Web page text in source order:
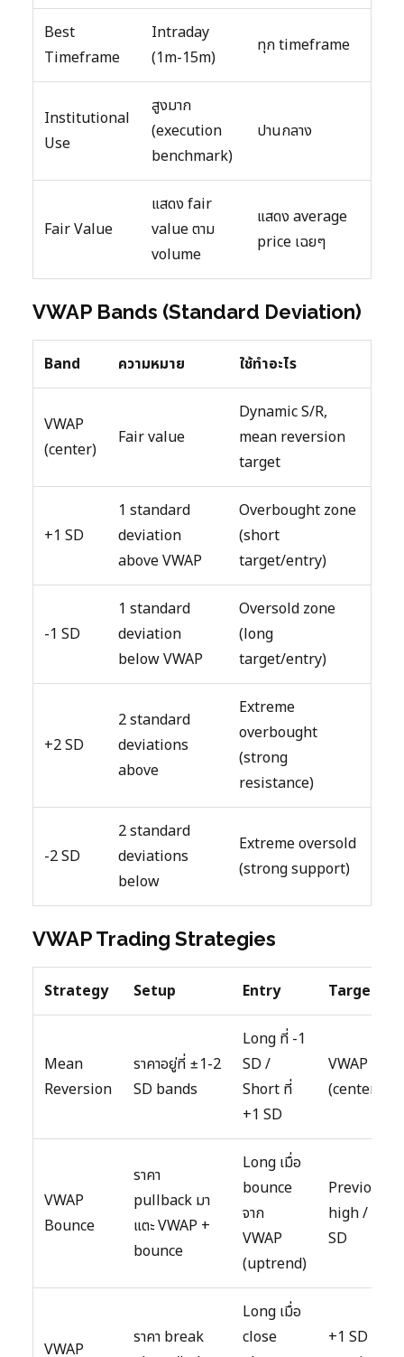
Best
Timeframe
Intraday
(1m-15m)
ทุก timeframe
Institutional
Use
สูงมาก
(execution
benchmark)
ปานกลาง
Fair Value
แสดง fair
value ตาม
volume
แสดง average
price เฉยๆ
VWAP Bands (Standard Deviation)
Band ความหมาย ใช้ทำอะไร
VWAP
(center)
Fair value
Dynamic S/R,
mean reversion
target
+1 SD
1 standard
deviation
above VWAP
Overbought zone
(short
target/entry)
-1 SD
1 standard
deviation
below VWAP
Oversold zone
(long
target/entry)
+2 SD
2 standard
deviations
above
Extreme
overbought
(strong
resistance)
-2 SD
2 standard
deviations
below
Extreme oversold
(strong support)
VWAP Trading Strategies
Strategy Setup Entry Target
Mean
Reversion
ราคาอยู่ที่ ±1-2
SD bands
Long ที่ -1
SD /
Short ที่
+1 SD
VWAP
(center)
VWAP
Bounce
ราคา
pullback มา
แตะ VWAP +
bounce
Long เมื่อ
bounce
จาก
VWAP
(uptrend)
Previous
high / +1
SD
VWAP
ราคา break
Long เมื่อ
close
+1 SD /